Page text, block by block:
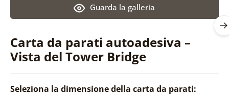
Carta da parati autoadesiva –
Vista del Tower Bridge
Guarda la galleria
Seleziona la dimensione della carta da parati: